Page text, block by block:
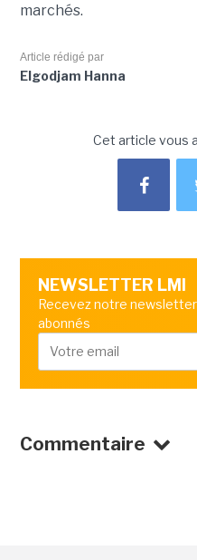
marchés.
Article rédigé par
Elgodjam Hanna
Cet article vous
NEWSLETTER LMI
Recevez notre
abonnés
Commentaire